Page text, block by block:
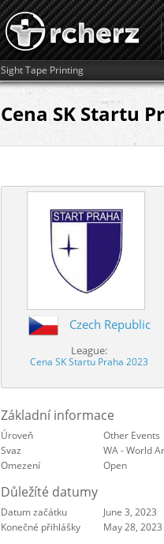
Sight Tape Printing
Cena SK Startu
Czech Republic
League:
Cena SK Startu Praha 2023
Základní informace
Úroveň
Other Events
Svaz
WA - World
Omezení
Open
Důležíté datumy
Datum začátku June 3, 2023
Konečné přihlášky
May 28, 2023